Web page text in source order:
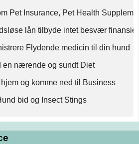
Pet Insurance, Pet Health
lån tilbyde intet besvær
Flydende medicin til din hund
en nærende og sundt Diet
og komme ned til Business
bid og Insect Stings